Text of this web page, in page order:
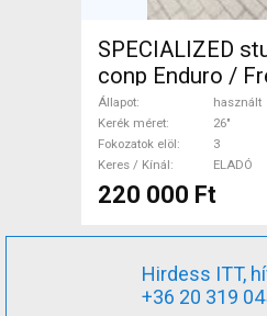
SPECIALIZED
conp Enduro /
26" használt
Állapot
használt
Kerék méret
26"
Fokozatok elöl
3
Keres / Kínál
ELADÓ
220 000 Ft
Hirdess ITT,
+36 20 319